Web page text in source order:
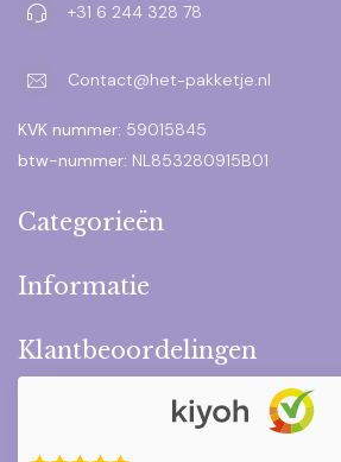
+31 6 244 328 78
Contact@het-pakketje.nl
KVK nummer: 59015845
btw-nummer: NL853280915B01
Categorieën
Informatie
Klantbeoordelingen